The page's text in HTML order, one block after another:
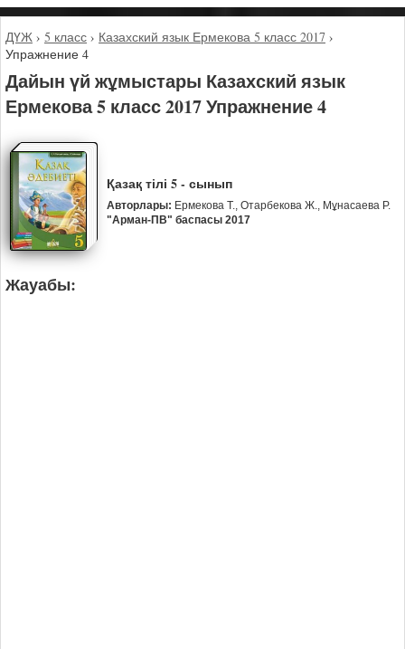
ДҮЖ › 5 класс › Казахский язык Ермекова 5 класс 2017 ›
Упражнение 4
Дайын үй жұмыстары Казахский язык
Ермекова 5 класс 2017 Упражнение 4
Қазақ тілі 5 - сынып
Авторлары: Ермекова Т., Отарбекова Ж., Мұнасаева Р.
"Арман-ПВ" баспасы 2017
Жауабы: